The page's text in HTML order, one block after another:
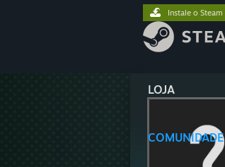
LOJA
COMUNIDADE
Instale o Steam